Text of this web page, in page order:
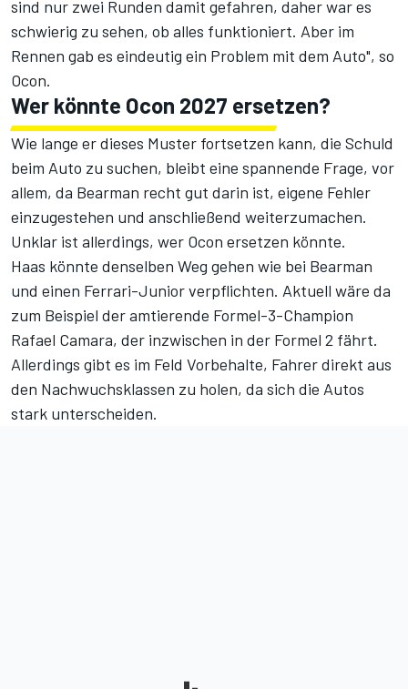
sind nur zwei Runden damit gefahren, daher war es
schwierig zu sehen, ob alles funktioniert. Aber im
Rennen gab es eindeutig ein Problem mit dem Auto", so
Ocon.
Wer könnte Ocon 2027 ersetzen?
Wie lange er dieses Muster fortsetzen kann, die Schuld
beim Auto zu suchen, bleibt eine spannende Frage, vor
allem, da Bearman recht gut darin ist, eigene Fehler
einzugestehen und anschließend weiterzumachen.
Unklar ist allerdings, wer Ocon ersetzen könnte.
Haas könnte denselben Weg gehen wie bei Bearman
und einen Ferrari-Junior verpflichten. Aktuell wäre da
zum Beispiel der amtierende Formel-3-Champion
Rafael Camara, der inzwischen in der Formel 2 fährt.
Allerdings gibt es im Feld Vorbehalte, Fahrer direkt aus
den Nachwuchsklassen zu holen, da sich die Autos
stark unterscheiden.